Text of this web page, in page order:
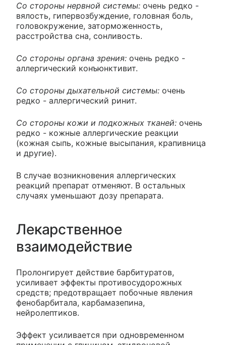
Со стороны нервной системы: очень редко -
вялость, гипервозбуждение, головная боль,
головокружение, заторможенность,
расстройства сна, сонливость.
Со стороны органа зрения: очень редко -
аллергический конъюнктивит.
Со стороны дыхательной системы: очень
редко - аллергический ринит.
Со стороны кожи и подкожных тканей: очень
редко - кожные аллергические реакции
(кожная сыпь, кожные высыпания, крапивница
и другие).
В случае возникновения аллергических
реакций препарат отменяют. В остальных
случаях уменьшают дозу препарата.
Лекарственное
взаимодействие
Пролонгирует действие барбитуратов,
усиливает эффекты противосудорожных
средств; предотвращает побочные явления
фенобарбитала, карбамазепина,
нейролептиков.
Эффект усиливается при одновременном